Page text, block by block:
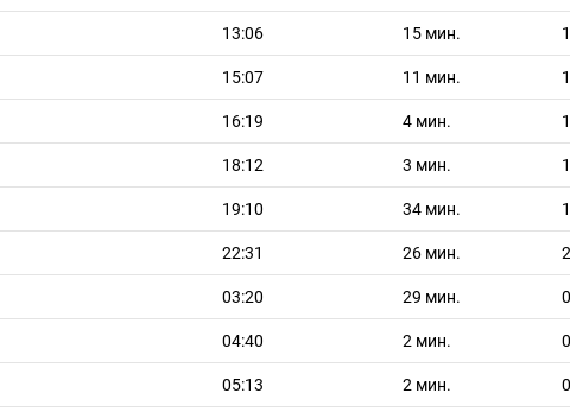
13:06 15 мин.
15:07 11 мин.
16:19 4 мин.
18:12 3 мин.
19:10 34 мин.
22:31 26 мин.
03:20 29 мин.
04:40 2 мин.
05:13 2 мин.